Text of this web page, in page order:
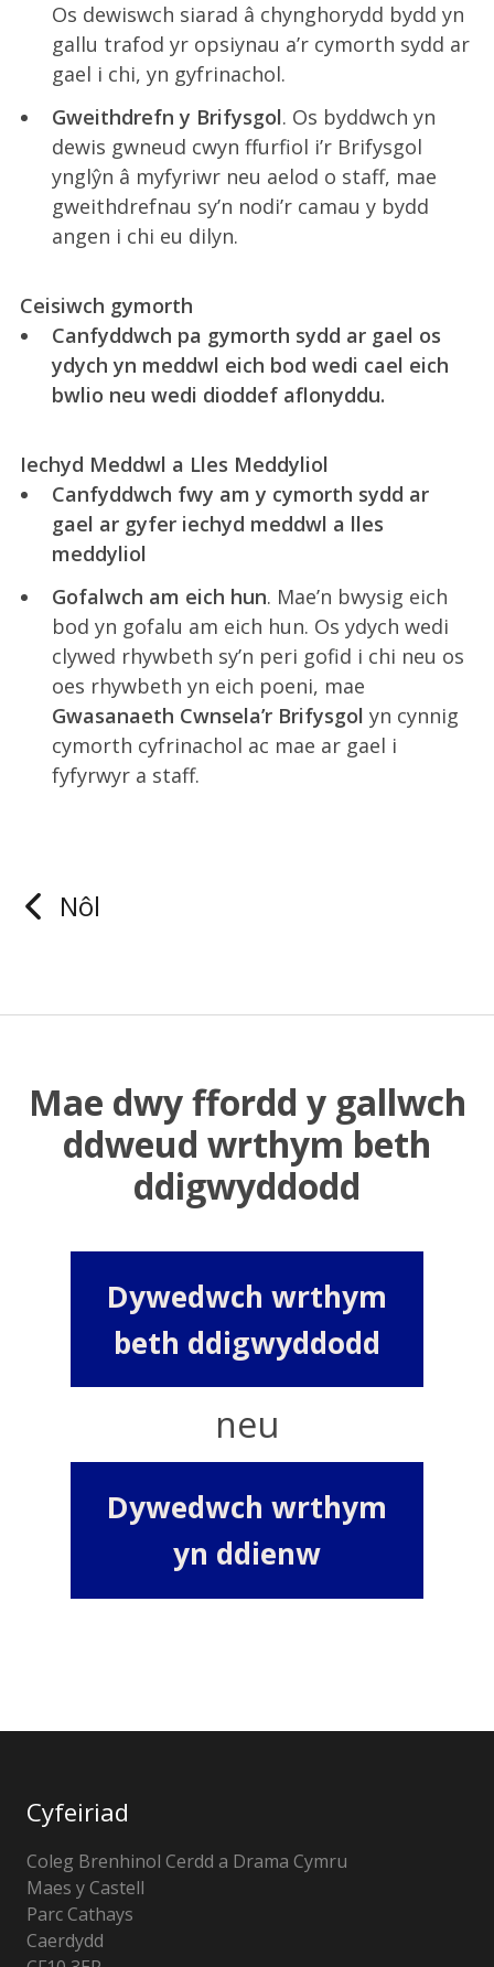
Os dewiswch siarad â chynghorydd bydd yn
gallu trafod yr opsiynau a’r cymorth sydd ar
gael i chi, yn gyfrinachol.
Gweithdrefn y Brifysgol. Os byddwch yn
dewis gwneud cwyn ffurfiol i’r Brifysgol
ynglŷn â myfyriwr neu aelod o staff, mae
gweithdrefnau sy’n nodi’r camau y bydd
angen i chi eu dilyn.
Ceisiwch gymorth
Canfyddwch pa gymorth sydd ar gael os
ydych yn meddwl eich bod wedi cael eich
bwlio neu wedi dioddef aflonyddu.
Iechyd Meddwl a Lles Meddyliol
Canfyddwch fwy am y cymorth sydd ar
gael ar gyfer iechyd meddwl a lles
meddyliol
Gofalwch am eich hun. Mae’n bwysig eich
bod yn gofalu am eich hun. Os ydych wedi
clywed rhywbeth sy’n peri gofid i chi neu os
oes rhywbeth yn eich poeni, mae
Gwasanaeth Cwnsela’r Brifysgol yn cynnig
cymorth cyfrinachol ac mae ar gael i
fyfyrwyr a staff.
Nôl
Mae dwy ffordd y gallwch
ddweud wrthym beth
ddigwyddodd
Dywedwch wrthym
beth ddigwyddodd
neu
Dywedwch wrthym
yn ddienw
Cyfeiriad
Coleg Brenhinol Cerdd a Drama Cymru
Maes y Castell
Parc Cathays
Caerdydd